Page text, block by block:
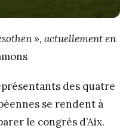
», actuellement en
des quatre
se rendent à
le congrès d’Aix.